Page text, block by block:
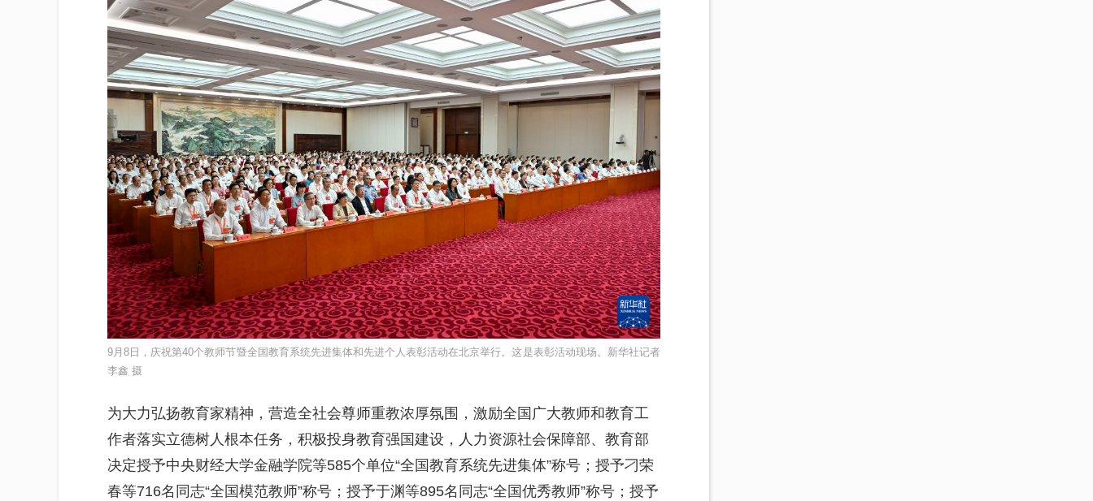
9月8日，庆祝第40个教师节暨全国教育系统先进集体和先进个人表彰活动在北京举行。这是表彰活动现场。新华社记者
李鑫 摄
为大力弘扬教育家精神，营造全社会尊师重教浓厚氛围，激励全国广大教师和教育工
作者落实立德树人根本任务，积极投身教育强国建设，人力资源社会保障部、教育部
决定授予中央财经大学金融学院等585个单位“全国教育系统先进集体”称号；授予刁荣
春等716名同志“全国模范教师”称号；授予于渊等895名同志“全国优秀教师”称号；授予